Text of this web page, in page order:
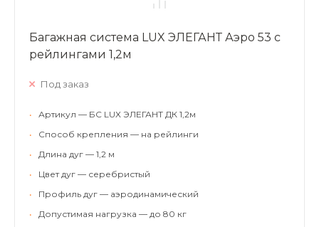
Багажная система LUX ЭЛЕГАНТ Аэро 53 с
рейлингами 1,2м
Под заказ
•
Артикул — БС LUX ЭЛЕГАНТ ДК 1,2м
•
Способ крепления — на рейлинги
•
Длина дуг — 1,2 м
•
Цвет дуг — серебристый
•
Профиль дуг — аэродинамический
•
Допустимая нагрузка — до 80 кг